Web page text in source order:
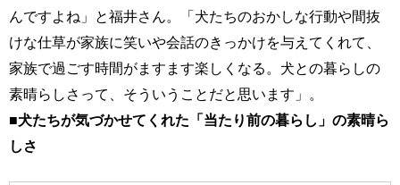
んですよね」と福井さん。「犬たちのおかしな行動や間抜
けな仕草が家族に笑いや会話のきっかけを与えてくれて、
家族で過ごす時間がますます楽しくなる。犬との暮らしの
素晴らしさって、そういうことだと思います」。
■犬たちが気づかせてくれた「当たり前の暮らし」の素晴ら
しさ